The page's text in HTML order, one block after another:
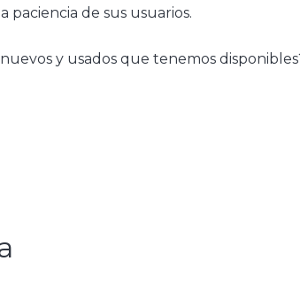
de sus usuarios.
y usados que tenemos